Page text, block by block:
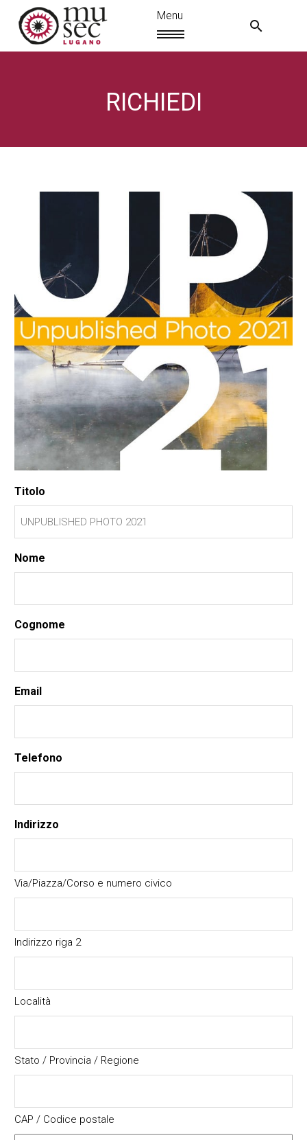
RICHIEDI
Titolo
Nome
Cognome
Email
Telefono
Indirizzo
Via/Piazza/Corso e numero civico
Indirizzo riga 2
Località
Stato / Provincia / Regione
CAP / Codice postale